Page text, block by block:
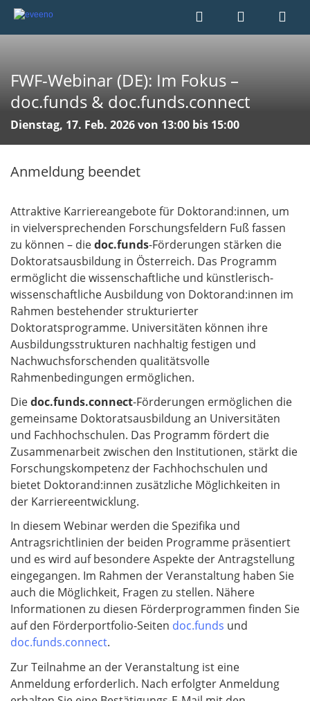
FWF-Webinar (DE): Im Fokus –
doc.funds & doc.funds.connect
Dienstag, 17. Feb. 2026 von 13:00 bis 15:00
Anmeldung beendet
Attraktive Karriereangebote für Doktorand:innen, um
in vielversprechenden Forschungsfeldern Fuß fassen
zu können – diedoc.funds-Förderungen stärken die
Doktoratsausbildung in Österreich. Das Programm
ermöglicht die wissenschaftliche und künstlerisch-
wissenschaftliche Ausbildung von Doktorand:innen im
Rahmen bestehender strukturierter
Doktoratsprogramme. Universitäten können ihre
Ausbildungsstrukturen nachhaltig festigen und
Nachwuchsforschenden qualitätsvolle
Rahmenbedingungen ermöglichen.
Diedoc.funds.connect-Förderungen ermöglichen die
gemeinsame Doktoratsausbildung an Universitäten
und Fachhochschulen. Das Programm fördert die
Zusammenarbeit zwischen den Institutionen, stärkt die
Forschungskompetenz der Fachhochschulen und
bietet Doktorand:innen zusätzliche Möglichkeiten in
der Karriereentwicklung.
In diesem Webinar werden die Spezifika und
Antragsrichtlinien der beiden Programme präsentiert
und es wird auf besondere Aspekte der Antragstellung
eingegangen. Im Rahmen der Veranstaltung haben Sie
auch die Möglichkeit, Fragen zu stellen. Nähere
Informationen zu diesen Förderprogrammen finden Sie
auf den Förderportfolio-Seiten doc.funds und
doc.funds.connect.
Zur Teilnahme an der Veranstaltung ist eine
Anmeldung erforderlich. Nach erfolgter Anmeldung